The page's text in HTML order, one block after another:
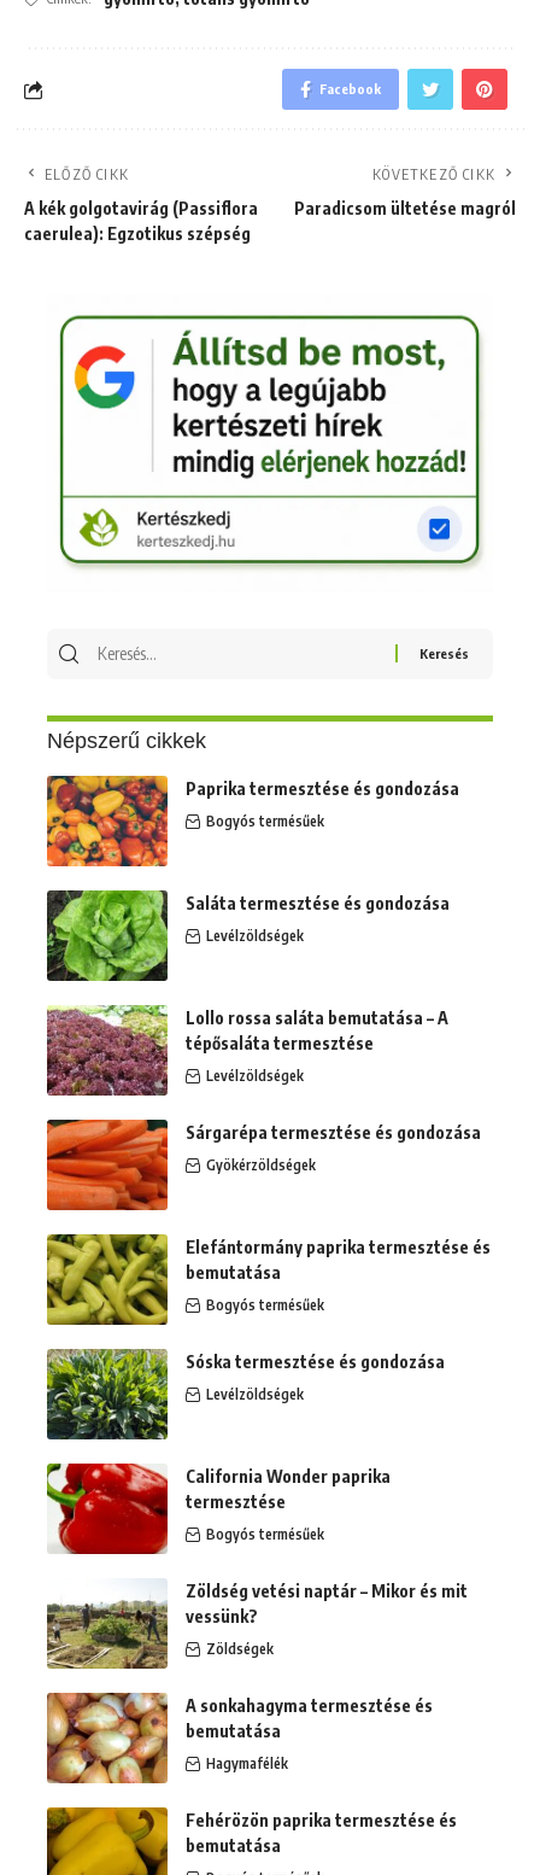
Facebook
ELŐZŐ CIKK
A kék golgotavirág (Passiflora
caerulea): Egzotikus szépség
KÖVETKEZŐ CIKK
Paradicsom ültetése magról
Keresés
Népszerű cikkek
Paprika termesztése és gondozása
Bogyós termésűek
Saláta termesztése és gondozása
Levélzöldségek
Lollo rossa saláta bemutatása – A
tépősaláta termesztése
Levélzöldségek
Sárgarépa termesztése és gondozása
Gyökérzöldségek
Elefántormány paprika termesztése és
bemutatása
Bogyós termésűek
Sóska termesztése és gondozása
Levélzöldségek
California Wonder paprika
termesztése
Bogyós termésűek
Zöldség vetési naptár – Mikor és mit
vessünk?
Zöldségek
A sonkahagyma termesztése és
bemutatása
Hagymafélék
Fehérözön paprika termesztése és
bemutatása